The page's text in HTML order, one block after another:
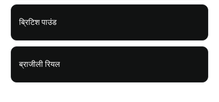
ब्रिटिश पाउंड
ब्राजीली रियल